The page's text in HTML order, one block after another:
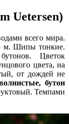
Uetersen)
всего мира.
м. Шипы тонкие.
Цветок
цвета, на
от дождей не
бутон
Темпами